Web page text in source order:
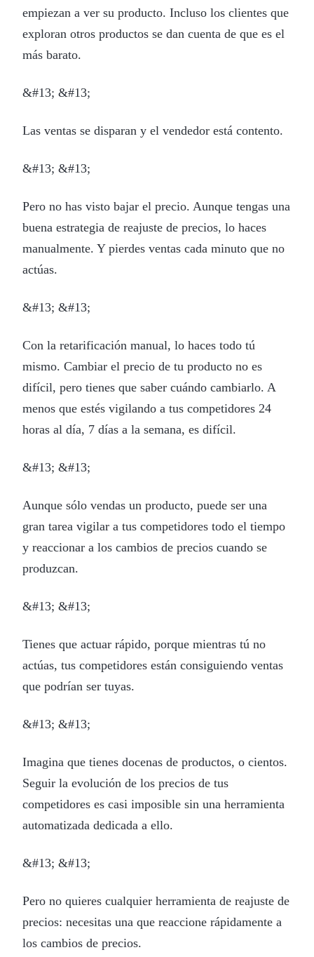
empiezan a ver su producto. Incluso los clientes que
exploran otros productos se dan cuenta de que es el
más barato.
&#13; &#13;
Las ventas se disparan y el vendedor está contento.
&#13; &#13;
Pero no has visto bajar el precio. Aunque tengas una
buena estrategia de reajuste de precios, lo haces
manualmente. Y pierdes ventas cada minuto que no
actúas.
&#13; &#13;
Con la retarificación manual, lo haces todo tú
mismo. Cambiar el precio de tu producto no es
difícil, pero tienes que saber cuándo cambiarlo. A
menos que estés vigilando a tus competidores 24
horas al día, 7 días a la semana, es difícil.
&#13; &#13;
Aunque sólo vendas un producto, puede ser una
gran tarea vigilar a tus competidores todo el tiempo
y reaccionar a los cambios de precios cuando se
produzcan.
&#13; &#13;
Tienes que actuar rápido, porque mientras tú no
actúas, tus competidores están consiguiendo ventas
que podrían ser tuyas.
&#13; &#13;
Imagina que tienes docenas de productos, o cientos.
Seguir la evolución de los precios de tus
competidores es casi imposible sin una herramienta
automatizada dedicada a ello.
&#13; &#13;
Pero no quieres cualquier herramienta de reajuste de
precios: necesitas una que reaccione rápidamente a
los cambios de precios.